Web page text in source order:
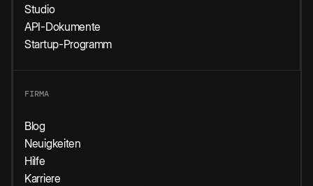
Studio
API-Dokumente
Startup-Programm
FIRMA
Blog
Neuigkeiten
Hilfe
Karriere